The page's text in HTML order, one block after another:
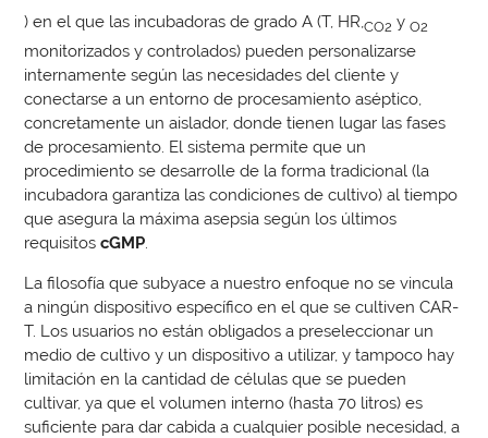
) en el que las incubadoras de grado A (T, HR,CO2 yO2
monitorizados y controlados) pueden personalizarse
internamente según las necesidades del cliente y
conectarse a un entorno de procesamiento aséptico,
concretamente un aislador, donde tienen lugar las fases
de procesamiento. El sistema permite que un
procedimiento se desarrolle de la forma tradicional (la
incubadora garantiza las condiciones de cultivo) al tiempo
que asegura la máxima asepsia según los últimos
requisitoscGMP
La filosofía que subyace a nuestro enfoque no se vincula
a ningún dispositivo específico en el que se cultiven CAR-
T. Los usuarios no están obligados a preseleccionar un
medio de cultivo y un dispositivo a utilizar, y tampoco hay
limitación en la cantidad de células que se pueden
cultivar, ya que el volumen interno (hasta 70 litros) es
suficiente para dar cabida a cualquier posible necesidad, a